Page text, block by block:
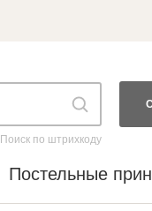
Поиск по штрихкоду
Постельные